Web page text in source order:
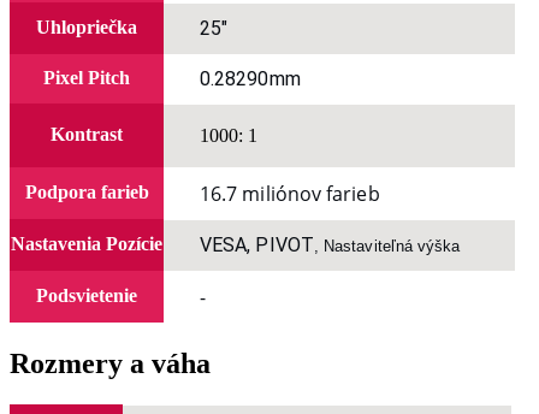
Uhlopriečka 25"
Pixel Pitch 0.28290mm
Kontrast 1000: 1
Podpora farieb 16.7 miliónov farieb
Nastavenia Pozície VESA, PIVOT, Nastaviteľná výška
Podsvietenie -
Rozmery a váha